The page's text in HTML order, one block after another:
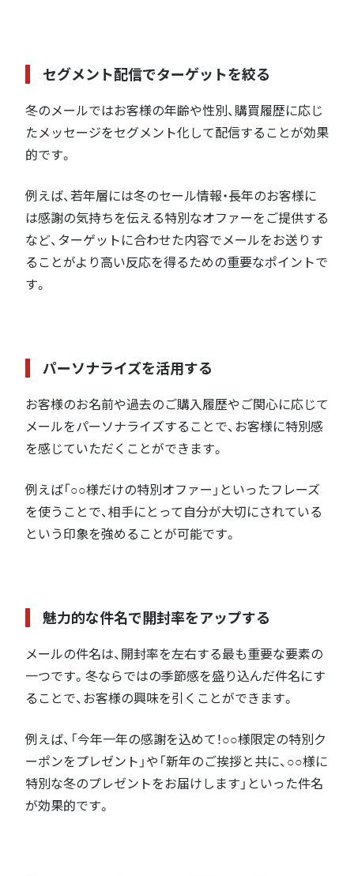
セグメント配信でターゲットを絞る
冬のメールではお客様の年齢や性別、購買履歴に応じ
たメッセージをセグメント化して配信することが効果
的です。
例えば、若年層には冬のセール情報・長年のお客様に
は感謝の気持ちを伝える特別なオファーをご提供する
など、ターゲットに合わせた内容でメールをお送りす
ることがより高い反応を得るための重要なポイントで
す。
パーソナライズを活用する
お客様のお名前や過去のご購入履歴やご関心に応じて
メールをパーソナライズすることで、お客様に特別感
を感じていただくことができます。
例えば「○○様だけの特別オファー」といったフレーズ
を使うことで、相手にとって自分が大切にされている
という印象を強めることが可能です。
魅力的な件名で開封率をアップする
メールの件名は、開封率を左右する最も重要な要素の
一つです。冬ならではの季節感を盛り込んだ件名にす
ることで、お客様の興味を引くことができます。
例えば、「今年一年の感謝を込めて！○○様限定の特別ク
ーポンをプレゼント」や「新年のご挨拶と共に、○○様に
特別な冬のプレゼントをお届けします」といった件名
が効果的です。